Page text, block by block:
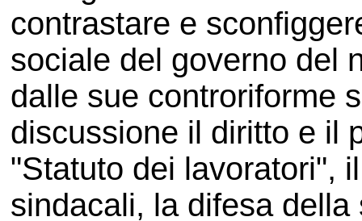
contrastare e
sociale del governo del
dalle sue controriforme
discussione il diritto e il
"Statuto dei lavoratori",
sindacali, la difesa